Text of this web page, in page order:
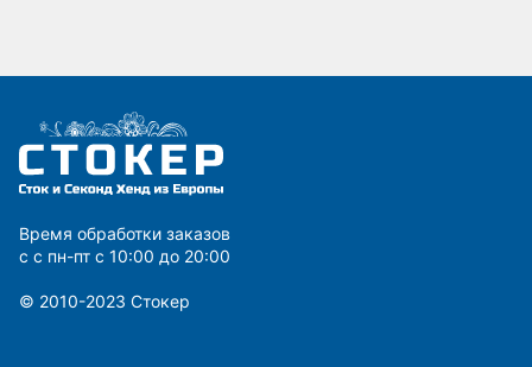
Время обработки заказов
с с пн-пт с 10:00 до 20:00
© 2010-2023 Cтокер